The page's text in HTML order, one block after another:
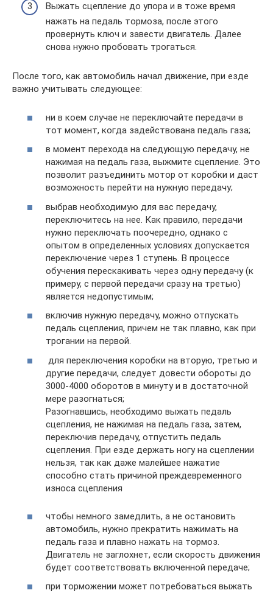
Выжать сцепление до упора и в тоже время
нажать на педаль тормоза, после этого
провернуть ключ и завести двигатель. Далее
снова нужно пробовать трогаться.
После того, как автомобиль начал движение, при езде
важно учитывать следующее:
ни в коем случае не переключайте передачи в
тот момент, когда задействована педаль газа;
в момент перехода на следующую передачу, не
нажимая на педаль газа, выжмите сцепление. Это
позволит разъединить мотор от коробки и даст
возможность перейти на нужную передачу;
выбрав необходимую для вас передачу,
переключитесь на нее. Как правило, передачи
нужно переключать поочередно, однако с
опытом в определенных условиях допускается
переключение через 1 ступень. В процессе
обучения перескакивать через одну передачу (к
примеру, с первой передачи сразу на третью)
является недопустимым;
включив нужную передачу, можно отпускать
педаль сцепления, причем не так плавно, как при
трогании на первой.
для переключения коробки на вторую, третью и
другие передачи, следует довести обороты до
3000-4000 оборотов в минуту и в достаточной
мере разогнаться;
Разогнавшись, необходимо выжать педаль
сцепления, не нажимая на педаль газа, затем,
переключив передачу, отпустить педаль
сцепления. При езде держать ногу на сцеплении
нельзя, так как даже малейшее нажатие
способно стать причиной преждевременного
износа сцепления
чтобы немного замедлить, а не остановить
автомобиль, нужно прекратить нажимать на
педаль газа и плавно нажать на тормоз.
Двигатель не заглохнет, если скорость движения
будет соответствовать включенной передаче;
при торможении может потребоваться выжать